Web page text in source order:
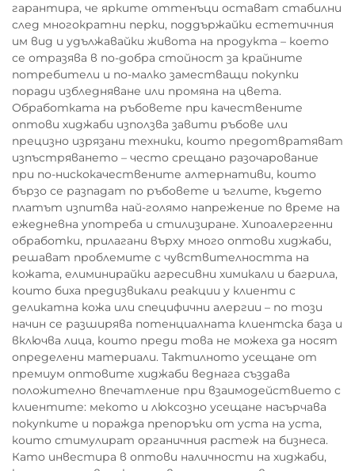
гарантира, че ярките оттенъци остават стабилни
след многократни перки, поддържайки естетичния
им вид и удължавайки живота на продукта – което
се отразява в по-добра стойност за крайните
потребители и по-малко заместващи покупки
поради избледняване или промяна на цвета.
Обработката на ръбовете при качествените
оптови хиджаби използва завити ръбове или
прецизно изрязани техники, които предотвратяват
изпъстряването – често срещано разочарование
при по-нискокачествените алтернативи, които
бързо се разпадат по ръбовете и ъглите, където
платът изпитва най-голямо напрежение по време на
ежедневна употреба и стилизиране. Хипоалергенни
обработки, прилагани върху много оптови хиджаби,
решават проблемите с чувствителността на
кожата, елиминирайки агресивни химикали и багрила,
които биха предизвикали реакции у клиенти с
деликатна кожа или специфични алергии – по този
начин се разширява потенциалната клиентска база и
включва лица, които преди това не можеха да носят
определени материали. Тактилното усещане от
премиум оптовите хиджаби веднага създава
положително впечатление при взаимодействието с
клиентите: мекото и люксозно усещане насърчава
покупките и поражда препоръки от уста на уста,
които стимулират органичния растеж на бизнеса.
Като инвестира в оптови наличности на хиджаби,